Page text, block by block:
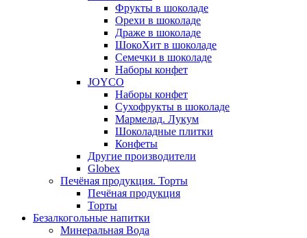
Фрукты в шоколаде
Орехи в шоколаде
Драже в шоколаде
ШокоХит в шоколаде
Семечки в шоколаде
Наборы конфет
JOYCO
Наборы конфет
Сухофрукты в шоколаде
Мармелад. Лукум
Шоколадные плитки
Конфеты
Другие производители
Globex
Печёная продукция. Торты
Печёная продукция
Торты
Безалкогольные напитки
Минеральная Вода